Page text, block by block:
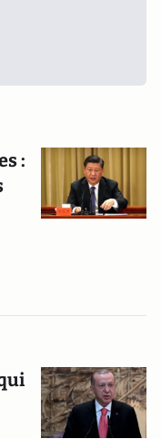
: